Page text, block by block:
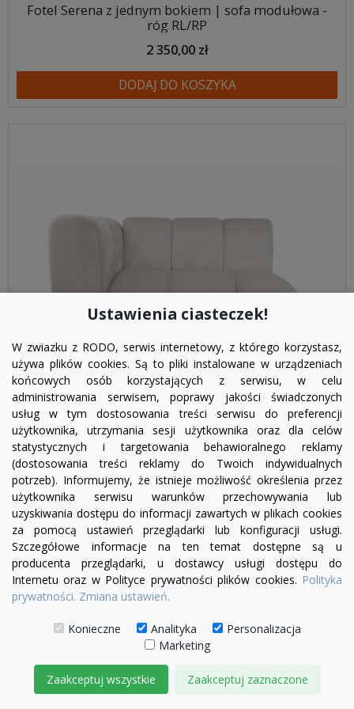
Fotel Serena z jednym bokiem | sofa modułowa -
róg RL/RP
2 350,00 zł
DODAJ DO KOSZYKA
visibility
Fotel Serena bez boku | sofa modułowa - element
prosty SL/SP
1 780,00 zł
DODAJ DO KOSZYKA
Ustawienia ciasteczek!
W zwiazku z RODO, serwis internetowy, z którego korzystasz,
używa plików cookies. Są to pliki instalowane w urządzeniach
końcowych osób korzystających z serwisu, w celu
administrowania serwisem, poprawy jakości świadczonych
usług w tym dostosowania treści serwisu do preferencji
użytkownika, utrzymania sesji użytkownika oraz dla celów
statystycznych i targetowania behawioralnego reklamy
(dostosowania treści reklamy do Twoich indywidualnych
potrzeb). Informujemy, że istnieje możliwość określenia przez
użytkownika serwisu warunków przechowywania lub
uzyskiwania dostępu do informacji zawartych w plikach cookies
za pomocą ustawień przeglądarki lub konfiguracji usługi.
Szczegółowe informacje na ten temat dostępne są u
producenta przeglądarki, u dostawcy usługi dostępu do
Internetu oraz w Polityce prywatności plików cookies. Polityka
prywatności. Zmiana ustawień.
Konieczne Analityka
Personalizacja
Marketing
Zaakceptuj wszystkie Zaakceptuj zaznaczone